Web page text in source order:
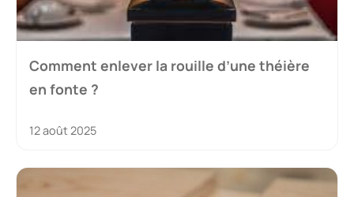
Comment enlever la rouille d’une théière
en fonte ?
12 août 2025